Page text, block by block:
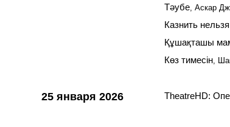
Тәубе, Аскар
Казнить
Құшақташы
Көз тимесін,
25 января 2026 TheatreHD: